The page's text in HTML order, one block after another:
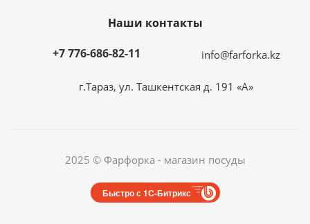
Наши контакты
+7 776-686-82-11
info@farforka.kz
г.Тараз, ул. Ташкентская д. 191 «А»
2025 © Фарфорка - магазин посуды
Быстро с 1С-Битрикс